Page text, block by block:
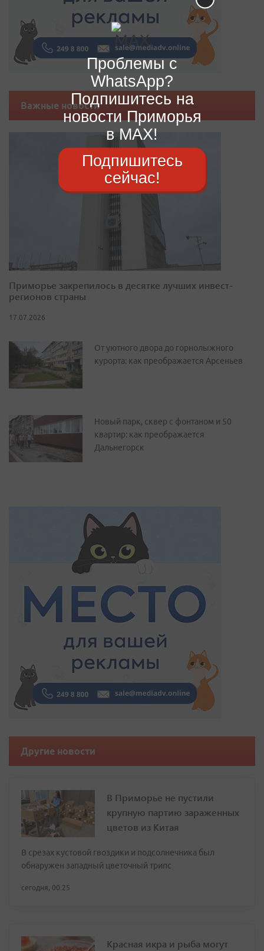
Важные новости
Приморье закрепилось в десятке лучших инвест-
регионов страны
17.07.2026
От уютного двора до горнолыжного
курорта: как преображается Арсеньев
Новый парк, сквер с фонтаном и 50
квартир: как преображается
Дальнегорск
Другие новости
В Приморье не пустили
крупную партию зараженных
цветов из Китая
В срезах кустовой гвоздики и подсолнечника был
обнаружен западный цветочный трипс
сегодня, 00:25
Красная икра и рыба могут
Проблемы с
WhatsApp?
Подпишитесь на
новости Приморья
в MAX!
Подпишитесь
сейчас!